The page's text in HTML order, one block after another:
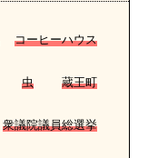
コーヒーハウス
虫 蔵王町
衆議院議員総選挙